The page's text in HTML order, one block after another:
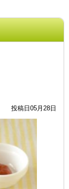
投稿日05月28日